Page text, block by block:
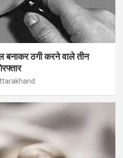
ठगी करने वाले तीन